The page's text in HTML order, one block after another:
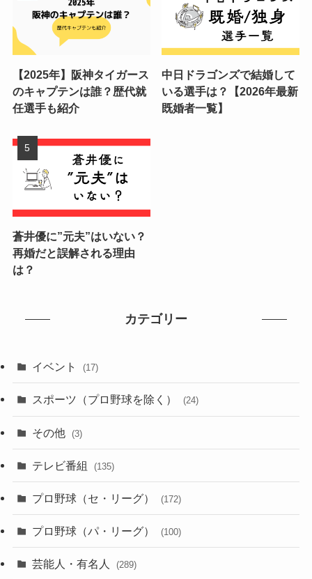
【2025年】阪神タイガース
のキャプテンは誰？歴代就
任選手も紹介
中日ドラゴンズで結婚して
いる選手は？【2026年最新
既婚者一覧】
蒼井優に”元夫”はいない？
再婚だと誤解される理由
は？
カテゴリー
イベント (17)
スポーツ（プロ野球を除く） (24)
その他 (3)
テレビ番組 (135)
プロ野球（セ・リーグ） (172)
プロ野球（パ・リーグ） (100)
芸能人・有名人 (289)